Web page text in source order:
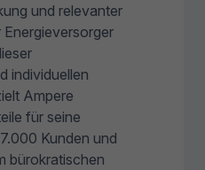
und relevanter
individuellen
Ampere
für seine
Kunden und
bürokratischen